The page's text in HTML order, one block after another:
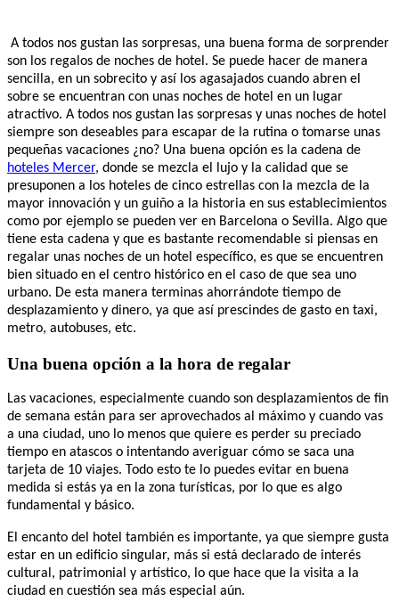
A todos nos gustan las sorpresas, una buena forma de sorprender
son los regalos de noches de hotel. Se puede hacer de manera
sencilla, en un sobrecito y así los agasajados cuando abren el
sobre se encuentran con unas noches de hotel en un lugar
atractivo. A todos nos gustan las sorpresas y unas noches de hotel
siempre son deseables para escapar de la rutina o tomarse unas
pequeñas vacaciones ¿no? Una buena opción es la cadena de
hoteles Mercer, donde se mezcla el lujo y la calidad que se
presuponen a los hoteles de cinco estrellas con la mezcla de la
mayor innovación y un guiño a la historia en sus establecimientos
como por ejemplo se pueden ver en Barcelona o Sevilla. Algo que
tiene esta cadena y que es bastante recomendable si piensas en
regalar unas noches de un hotel específico, es que se encuentren
bien situado en el centro histórico en el caso de que sea uno
urbano. De esta manera terminas ahorrándote tiempo de
desplazamiento y dinero, ya que así prescindes de gasto en taxi,
metro, autobuses, etc.
Una buena opción a la hora de regalar
Las vacaciones, especialmente cuando son desplazamientos de fin
de semana están para ser aprovechados al máximo y cuando vas
a una ciudad, uno lo menos que quiere es perder su preciado
tiempo en atascos o intentando averiguar cómo se saca una
tarjeta de 10 viajes. Todo esto te lo puedes evitar en buena
medida si estás ya en la zona turísticas, por lo que es algo
fundamental y básico.
El encanto del hotel también es importante, ya que siempre gusta
estar en un edificio singular, más si está declarado de interés
cultural, patrimonial y artístico, lo que hace que la visita a la
ciudad en cuestión sea más especial aún.